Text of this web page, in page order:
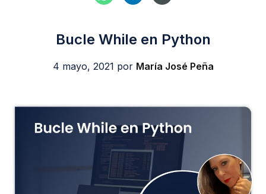
Bucle While en Python
4 mayo, 2021 por María José Peña